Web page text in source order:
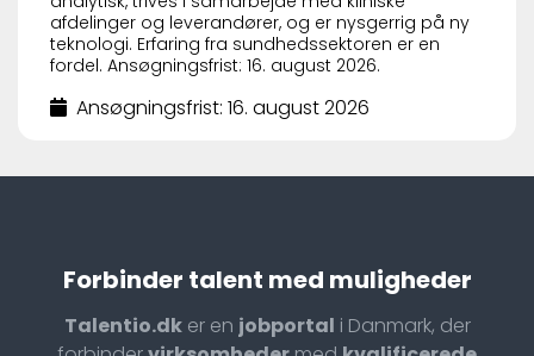
afdelinger og leverandører, og er nysgerrig på ny
teknologi. Erfaring fra sundhedssektoren er en
fordel. Ansøgningsfrist: 16. august 2026.
Ansøgningsfrist: 16. august 2026
Forbinder talent med muligheder
Talentio.dker en jobportal i Danmark, der